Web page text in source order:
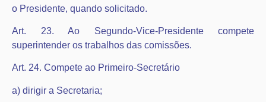
o Presidente, quando solicitado.
Art. 23. Ao Segundo-Vice-Presidente compete
superintender os trabalhos das comissões.
Art. 24. Compete ao Primeiro-Secretário
a) dirigir a Secretaria;